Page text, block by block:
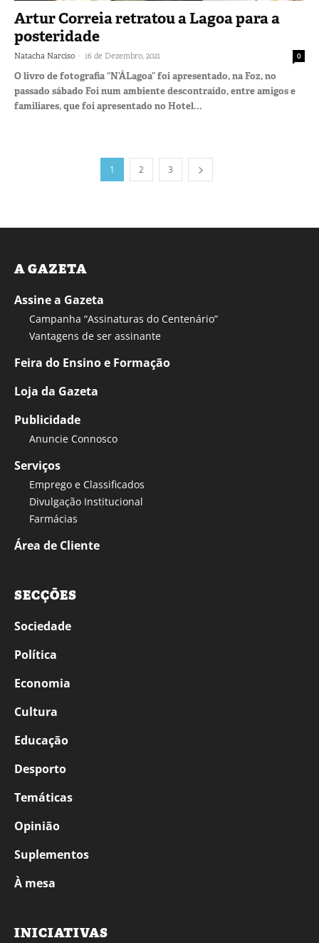
Artur Correia retratou a Lagoa para a
posteridade
Natacha Narciso - 16 de Dezembro, 2021 0
O livro de fotografia “N’ÁLagoa” foi apresentado, na Foz, no
passado sábado Foi num ambiente descontraído, entre amigos e
familiares, que foi apresentado no Hotel...
1 2 3
A GAZETA
Assine a Gazeta
Campanha “Assinaturas do Centenário”
Vantagens de ser assinante
Feira do Ensino e Formação
Loja da Gazeta
Publicidade
Anuncie Connosco
Serviços
Emprego e Classificados
Divulgação Institucional
Farmácias
Área de Cliente
SECÇÕES
Sociedade
Política
Economia
Cultura
Educação
Desporto
Temáticas
Opinião
Suplementos
À mesa
INICIATIVAS